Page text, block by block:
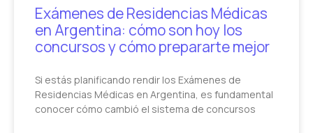
Exámenes de Residencias Médicas
en Argentina: cómo son hoy los
concursos y cómo prepararte mejor
Si estás planificando rendir los Exámenes de
Residencias Médicas en Argentina, es fundamental
conocer cómo cambió el sistema de concursos